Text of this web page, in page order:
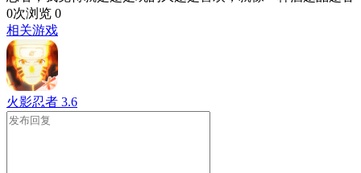
0次浏览 0
相关游戏
火影忍者 3.6